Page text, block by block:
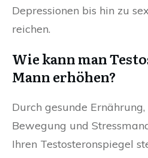
Depressionen bis hin zu
reichen.
Wie kann man
Mann erhöhen?
Durch gesunde
Bewegung und
Ihren Testosteronspiegel